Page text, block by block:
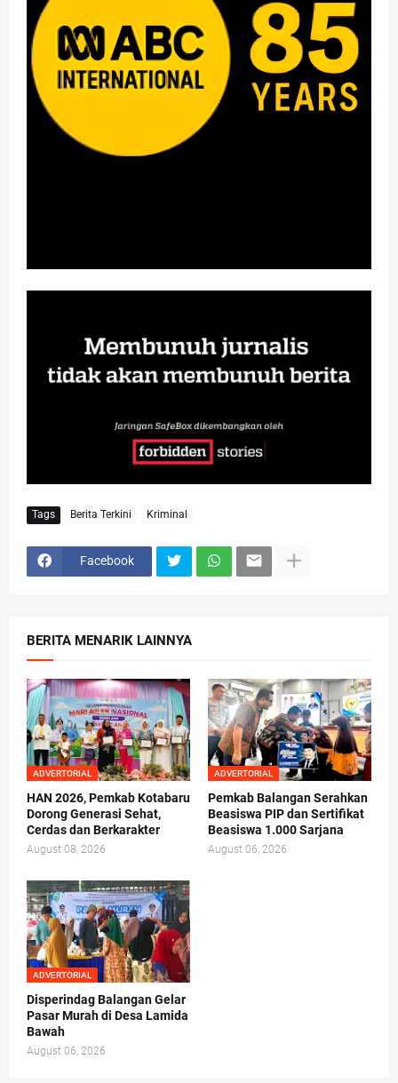
Tags Berita Terkini Kriminal
Facebook
BERITA MENARIK LAINNYA
ADVERTORIAL
HAN 2026, Pemkab Kotabaru
Dorong Generasi Sehat,
Cerdas dan Berkarakter
August 08, 2026
ADVERTORIAL
Pemkab Balangan Serahkan
Beasiswa PIP dan Sertifikat
Beasiswa 1.000 Sarjana
August 06, 2026
ADVERTORIAL
Disperindag Balangan Gelar
Pasar Murah di Desa Lamida
Bawah
August 06, 2026